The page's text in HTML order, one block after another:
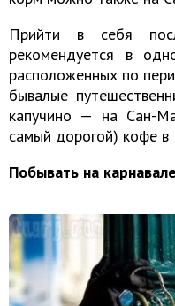
Прийти в себя
рекомендуется в
расположенных по
бывалые
капучино — на Сан-
самый дорогой) кофе в
Побывать на карнавале